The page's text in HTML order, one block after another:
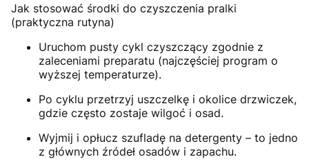
Jak stosować środki do czyszczenia pralki
(praktyczna rutyna)
Uruchom pusty cykl czyszczący zgodnie z
zaleceniami preparatu (najczęściej program o
wyższej temperaturze).
Po cyklu przetrzyj uszczelkę i okolice drzwiczek,
gdzie często zostaje wilgoć i osad.
Wyjmij i opłucz szufladę na detergenty – to jedno
z głównych źródeł osadów i zapachu.